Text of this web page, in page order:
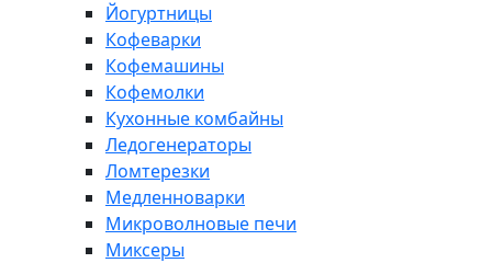
Йогуртницы
Кофеварки
Кофемашины
Кофемолки
Кухонные комбайны
Ледогенераторы
Ломтерезки
Медленноварки
Микроволновые печи
Миксеры